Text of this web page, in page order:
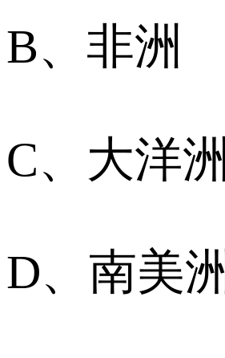
B、非洲
C、大洋洲
D、南美洲